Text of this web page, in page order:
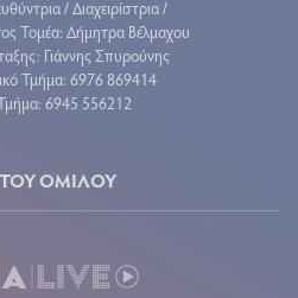
/ Διαχειρίστρια /
Τομέα: Δήμητρα Βέλμαχου
Γιάννης Σπυρούνης
Τμήμα: 6976 869414
6945 556212
ΤΟΥ ΟΜΙΛΟΥ